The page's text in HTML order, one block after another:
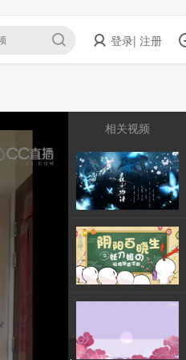
登录| 注册
相关视频